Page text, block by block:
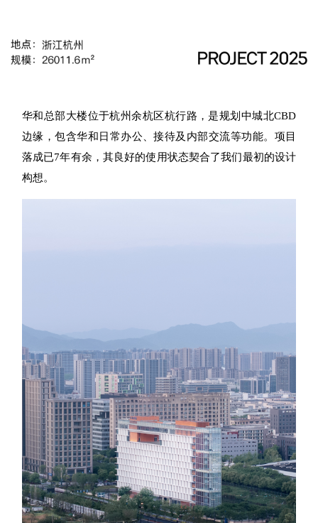
华和总部大楼位于杭州余杭区杭行路，是规划中城北CBD
边缘，包含华和日常办公、接待及内部交流等功能。项目
落成已7年有余，其良好的使用状态契合了我们最初的设计
构想。